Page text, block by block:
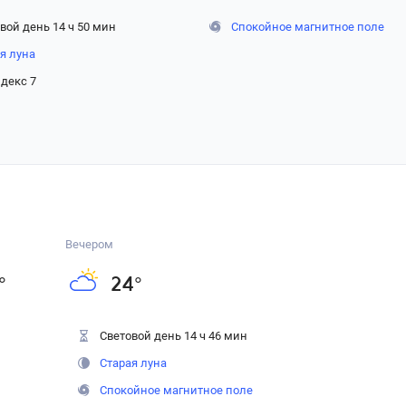
день 14 ч 50 мин
луна
7
Спокойное магнитное поле
Вечером
24°
Световой день 14 ч 46 мин
Старая луна
Спокойное магнитное поле